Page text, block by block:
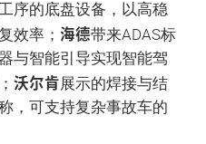
序的底盘设备，以高稳
效率； 海德带来ADAS标
与智能引导实现智能驾
沃尔肯展示的焊接与结
，可支持复杂事故车的